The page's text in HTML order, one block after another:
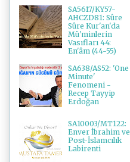
SA5617/KY57-
AHCZD81: Sûre
Sûre Kur'an'da
Mü'minlerin
Vasıfları 44:
En'âm (44-55)
SA638/AS52: 'One
Minute'
Fenomeni -
Recep Tayyip
Erdoğan
SA10003/MT122:
Enver İbrahim ve
Post-İslamcılık
Labirenti